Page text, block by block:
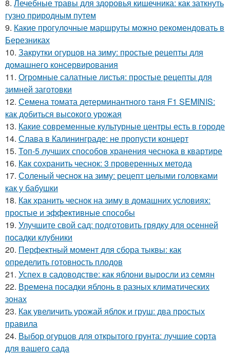
8. Лечебные травы для здоровья кишечника: как заткнуть
гузно природным путем
9. Какие прогулочные маршруты можно рекомендовать в
Березниках
10. Закрутки огурцов на зиму: простые рецепты для
домашнего консервирования
11. Огромные салатные листья: простые рецепты для
зимней заготовки
12. Семена томата детерминантного таня F1 SEMINIS:
как добиться высокого урожая
13. Какие современные культурные центры есть в городе
14. Слава в Калининграде: не пропусти концерт
15. Топ-5 лучших способов хранения чеснока в квартире
16. Как сохранить чеснок: 3 проверенных метода
17. Соленый чеснок на зиму: рецепт целыми головками
как у бабушки
18. Как хранить чеснок на зиму в домашних условиях:
простые и эффективные способы
19. Улучшите свой сад: подготовить грядку для осенней
посадки клубники
20. Перфектный момент для сбора тыквы: как
определить готовность плодов
21. Успех в садоводстве: как яблони выросли из семян
22. Времена посадки яблонь в разных климатических
зонах
23. Как увеличить урожай яблок и груш: два простых
правила
24. Выбор огурцов для открытого грунта: лучшие сорта
для вашего сада